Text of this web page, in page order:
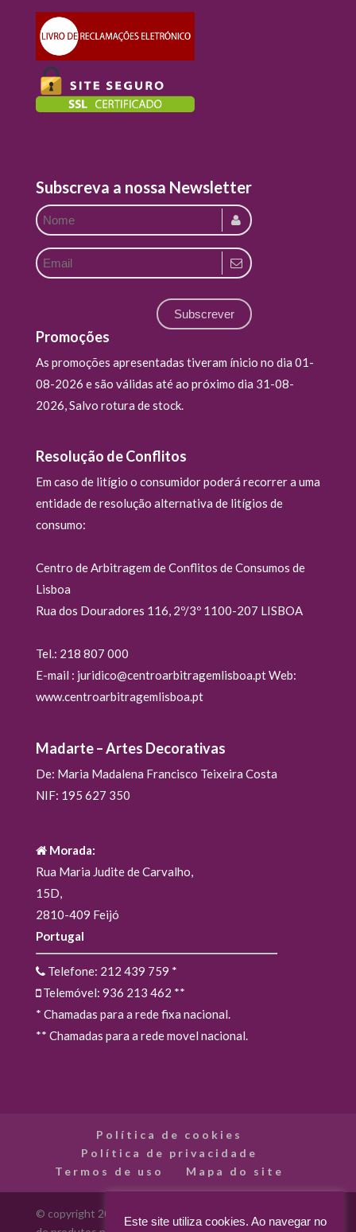
Subscreva a nossa Newsletter
Subscrever
Promoções
As promoções apresentadas tiveram ínicio no dia 01-
08-2026 e são válidas até ao próximo dia 31-08-
2026, Salvo rotura de stock.
Resolução de Conflitos
Em caso de litígio o consumidor poderá recorrer a uma
entidade de resolução alternativa de litígios de
consumo:
Centro de Arbitragem de Conflitos de Consumos de
Lisboa
Rua dos Douradores 116, 2º/3º 1100-207 LISBOA
Tel.: 218 807 000
E-mail : juridico@centroarbitragemlisboa.pt Web:
www.centroarbitragemlisboa.pt
Madarte – Artes Decorativas
De: Maria Madalena Francisco Teixeira Costa
NIF: 195 627 350
Morada:
Rua Maria Judite de Carvalho,
15D,
2810-409 Feijó
Portugal
Telefone: 212 439 759 *
Telemóvel: 936 213 462 **
* Chamadas para a rede fixa nacional.
** Chamadas para a rede movel nacional.
Política de cookies
Política de privacidade
Termos de uso
Mapa do site
© copyright 2012 - 2026 Madarte - Madarte - Loja Online
Este site utiliza cookies. Ao navegar no